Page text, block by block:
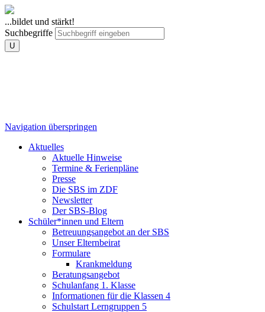
...bildet und stärkt!
Suchbegriffe
U
Navigation überspringen
Aktuelles
Aktuelle Hinweise
Termine & Ferienpläne
Presse
Die SBS im ZDF
Newsletter
Der SBS-Blog
Schüler*innen und Eltern
Betreuungsangebot an der SBS
Unser Elternbeirat
Formulare
Krankmeldung
Beratungsangebot
Schulanfang 1. Klasse
Informationen für die Klassen 4
Schulstart Lerngruppen 5